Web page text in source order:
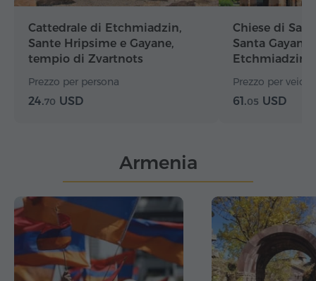
Cattedrale di Etchmiadzin,
Sante Hripsime e Gayane,
tempio di Zvartnots
Prezzo per persona
24.70 USD
Chiese di
Santa
Etchmiadzin,
Prezzo per
61.05 USD
Armenia